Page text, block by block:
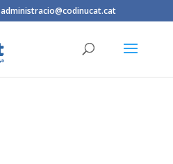
administracio@codinucat.cat